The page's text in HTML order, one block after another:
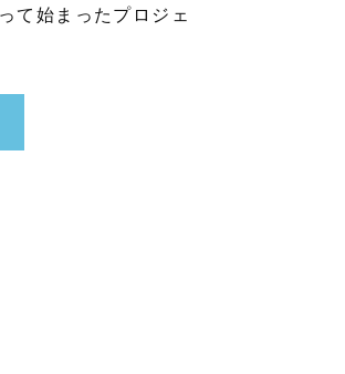
て始まったプロジェ